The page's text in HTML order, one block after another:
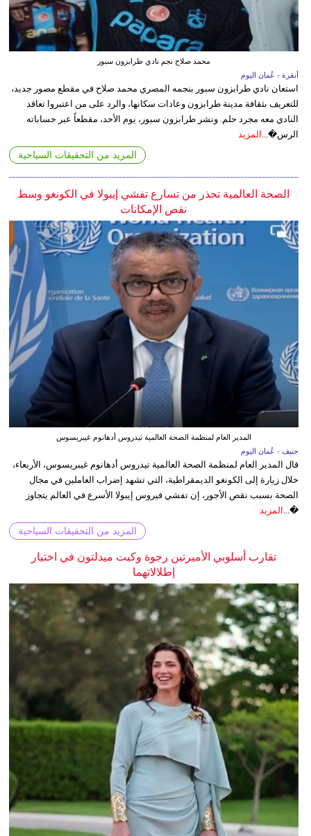
محمد صلاح نجم نادي طرابزون سبور
أنقرة - عُمان اليوم
استعان نادي طرابزون سبور بنجمه المصري محمد صلاح في مقطع مصور جديد،
للتعريف بثقافة مدينة طرابزون وعادات سكانها، والرد على من اعتبروا تعاقد
النادي معه مجرد حلم. ونشر طرابزون سبور، يوم الأحد، مقطعاً عبر حساباته
الرس�... المزيد
المزيد من التحقيقات السياحية
الصحة العالمية تحذر من تسارع تفشي إيبولا في الكونغو وسط
نقص الإمكانات
المدير العام لمنظمة الصحة العالمية تيدروس أدهانوم غيبريسوس
جنيف - عُمان اليوم
قال المدير العام لمنظمة الصحة العالمية تيدروس أدهانوم غيبريسوس، الأربعاء،
خلال زيارة إلى الكونغو الديمقراطية، التي تشهد إضراب العاملين في مجال
الصحة بسبب نقص الأجور، إن تفشي فيروس إيبولا الأسرع في العالم يتجاوز
�...
المزيد
المزيد من التحقيقات السياحية
تقارب أسلوبي الأميرتين رجوة وكيت ميدلتون في اختيار
إطلالاتهما